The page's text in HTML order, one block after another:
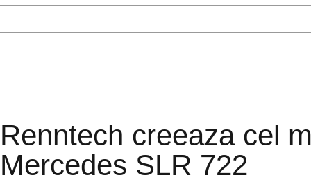
Renntech creeaza cel
Mercedes SLR 722